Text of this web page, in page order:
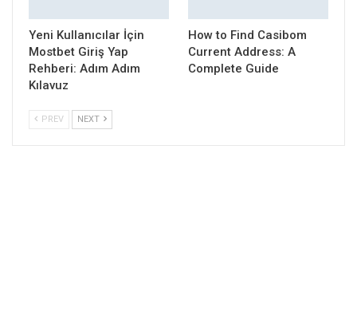
Yeni Kullanıcılar İçin
Mostbet Giriş Yap
Rehberi: Adım Adım
Kılavuz
How to Find Casibom
Current Address: A
Complete Guide
PREV NEXT